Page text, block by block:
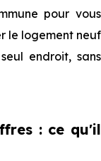
pour vous
le logement neuf
endroit, sans
: ce qu'il